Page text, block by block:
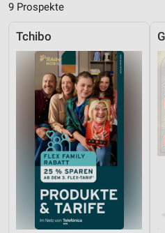
9 Prospekte
Tchibo